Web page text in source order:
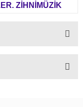
ZİHNİMÜZİK